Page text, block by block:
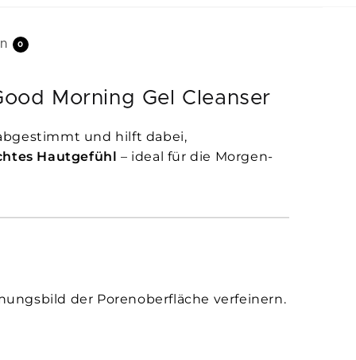
0
Morning Gel Cleanser
und hilft dabei,
Hautgefühl – ideal für die Morgen-
der Porenoberfläche verfeinern.